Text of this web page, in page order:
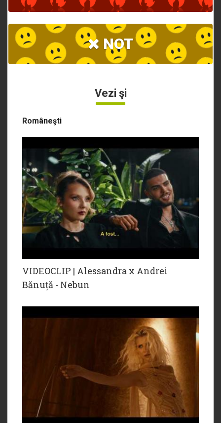
NOT
Vezi şi
Româneşti
VIDEOCLIP | Alessandra x Andrei
Bănuță - Nebun